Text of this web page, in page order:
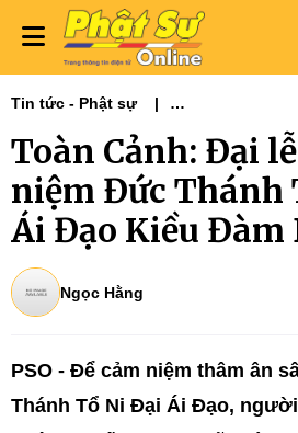
Tin tức - Phật sự
Ni giới
Tin Tức Hoạt Động
Tiêu điểm
Toàn Cảnh: Đại
niệm Đức Thánh
Ái Đạo Kiều Đàm
Ngọc Hằng
PSO - Để cảm niệm thâm ân
Thánh Tổ Ni Đại Ái Đạo,